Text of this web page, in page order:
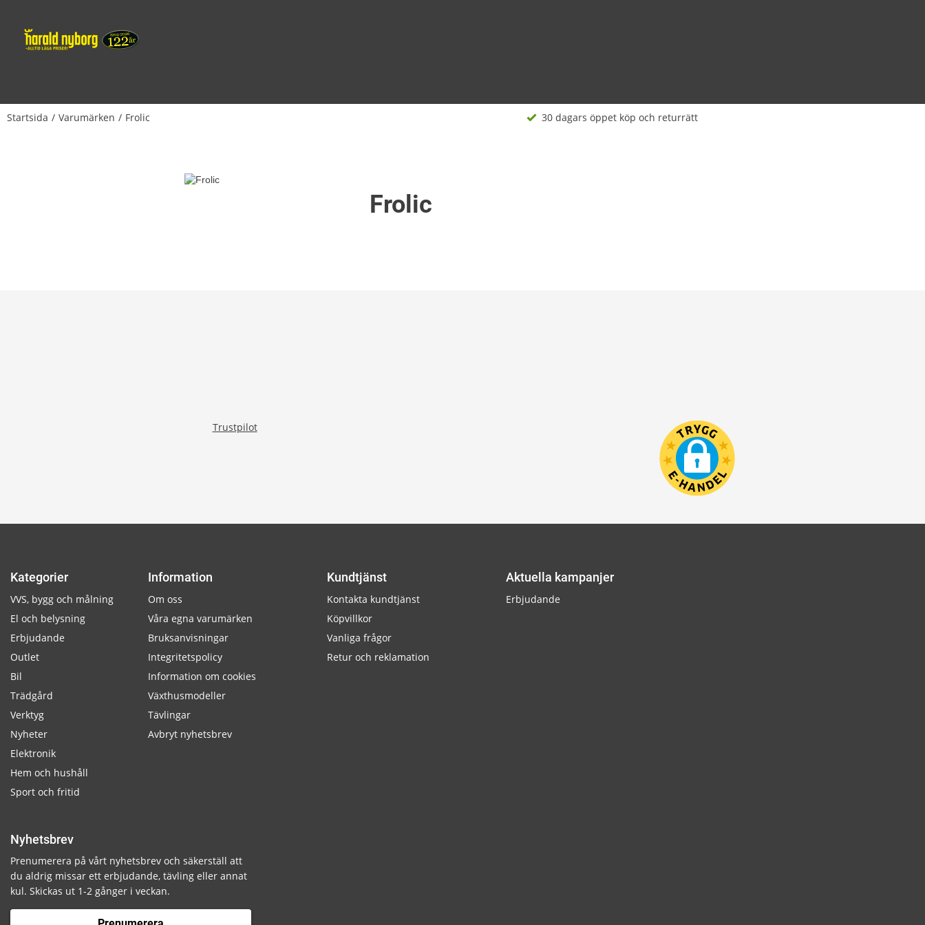
Startsida Varumärken Frolic 30 dagars öppet köp och returrätt
Frolic
Trustpilot
Kategorier
VVS, bygg och målning
El och belysning
Erbjudande
Outlet
Bil
Trädgård
Verktyg
Nyheter
Elektronik
Hem och hushåll
Sport och fritid
Information
Om oss
Våra egna varumärken
Bruksanvisningar
Integritetspolicy
Information om cookies
Växthusmodeller
Tävlingar
Avbryt nyhetsbrev
Kundtjänst
Kontakta kundtjänst
Köpvillkor
Vanliga frågor
Retur och reklamation
Aktuella kampanjer
Erbjudande
Nyhetsbrev
Prenumerera på vårt nyhetsbrev och säkerställ att
du aldrig missar ett erbjudande, tävling eller annat
kul. Skickas ut 1-2 gånger i veckan.